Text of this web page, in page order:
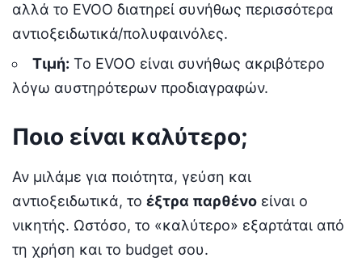
αλλά το EVOO διατηρεί συνήθως περισσότερα
αντιοξειδωτικά/πολυφαινόλες.
Τιμή: Το EVOO είναι συνήθως ακριβότερο
λόγω αυστηρότερων προδιαγραφών.
Ποιο είναι καλύτερο;
Αν μιλάμε για ποιότητα, γεύση και
αντιοξειδωτικά, το έξτρα παρθένο είναι ο
νικητής. Ωστόσο, το «καλύτερο» εξαρτάται από
τη χρήση και το budget σου.